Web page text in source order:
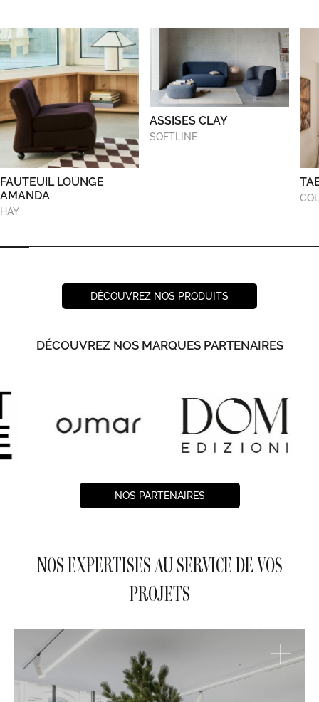
FAUTEUIL LOUNGE
AMANDA
HAY
ASSISES CLAY
SOFTLINE
DÉCOUVREZ NOS PRODUITS
DÉCOUVREZ NOS MARQUES PARTENAIRES
NOS PARTENAIRES
NOS EXPERTISES AU SERVICE DE VOS
PROJETS